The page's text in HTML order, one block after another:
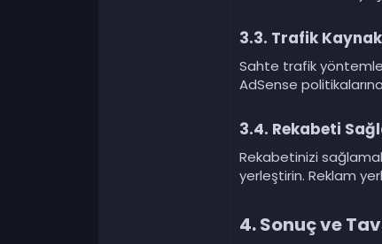
3.3. Trafik
Sahte trafik
AdSense
3.4. Rekabeti
Rekabetinizi
yerleştirin. Reklam
4.Sonuç ve